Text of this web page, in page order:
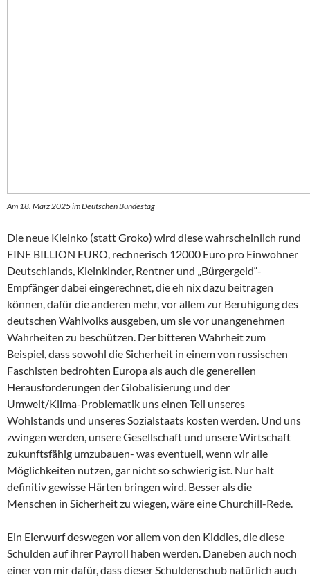
Am 18. März 2025 im Deutschen Bundestag
Die neue Kleinko (statt Groko) wird diese wahrscheinlich rund
EINE BILLION EURO, rechnerisch 12000 Euro pro Einwohner
Deutschlands, Kleinkinder, Rentner und „Bürgergeld“-
Empfänger dabei eingerechnet, die eh nix dazu beitragen
können, dafür die anderen mehr, vor allem zur Beruhigung des
deutschen Wahlvolks ausgeben, um sie vor unangenehmen
Wahrheiten zu beschützen. Der bitteren Wahrheit zum
Beispiel, dass sowohl die Sicherheit in einem von russischen
Faschisten bedrohten Europa als auch die generellen
Herausforderungen der Globalisierung und der
Umwelt/Klima-Problematik uns einen Teil unseres
Wohlstands und unseres Sozialstaats kosten werden. Und uns
zwingen werden, unsere Gesellschaft und unsere Wirtschaft
zukunftsfähig umzubauen- was eventuell, wenn wir alle
Möglichkeiten nutzen, gar nicht so schwierig ist. Nur halt
definitiv gewisse Härten bringen wird. Besser als die
Menschen in Sicherheit zu wiegen, wäre eine Churchill-Rede.
Ein Eierwurf deswegen vor allem von den Kiddies, die diese
Schulden auf ihrer Payroll haben werden. Daneben auch noch
einer von mir dafür, dass dieser Schuldenschub natürlich auch